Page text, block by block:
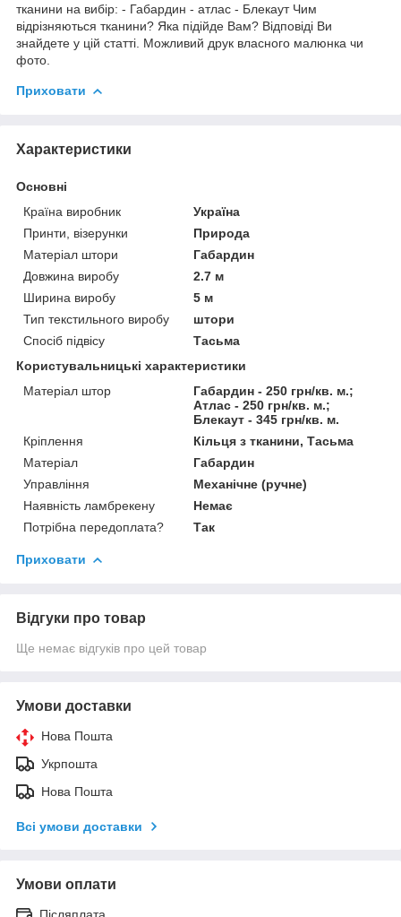
тканини на вибір: - Габардин - атлас - Блекаут Чим
відрізняються тканини? Яка підійде Вам? Відповіді Ви
знайдете у цій статті. Можливий друк власного малюнка чи
фото.
Приховати
Характеристики
Основні
Країна виробник
Україна
Принти, візерунки
Природа
Матеріал штори
Габардин
Довжина виробу
2.7 м
Ширина виробу
5 м
Тип текстильного виробу
штори
Спосіб підвісу
Тасьма
Користувальницькі характеристики
Матеріал штор
Габардин - 250 грн/кв. м.;
Атлас - 250 грн/кв. м.;
Блекаут - 345 грн/кв. м.
Кріплення
Кільця з тканини, Тасьма
Матеріал
Габардин
Управління
Механічне (ручне)
Наявність ламбрекену
Немає
Потрібна передоплата?
Так
Приховати
Відгуки про товар
Ще немає відгуків про цей товар
Умови доставки
Нова Пошта
Укрпошта
Нова Пошта
Всі умови доставки
Умови оплати
Післяплата